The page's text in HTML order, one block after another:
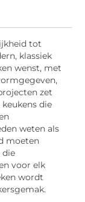
tot
klassiek
wenst, met
zet
die
weten als
moeten
die
voor elk
wordt